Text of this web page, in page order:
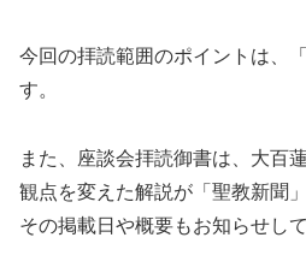
今回の拝読範囲のポイントは、
す。
また、座談会拝読御書は、大百
観点を変えた解説が「聖教新聞
その掲載日や概要もお知らせして